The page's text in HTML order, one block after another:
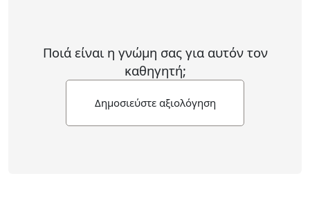
Ποιά είναι η γνώμη σας για αυτόν τον
καθηγητή;
Δημοσιεύστε αξιολόγηση